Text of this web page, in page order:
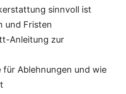
sinnvoll ist
und Fristen
Anleitung zur
für Ablehnungen und wie